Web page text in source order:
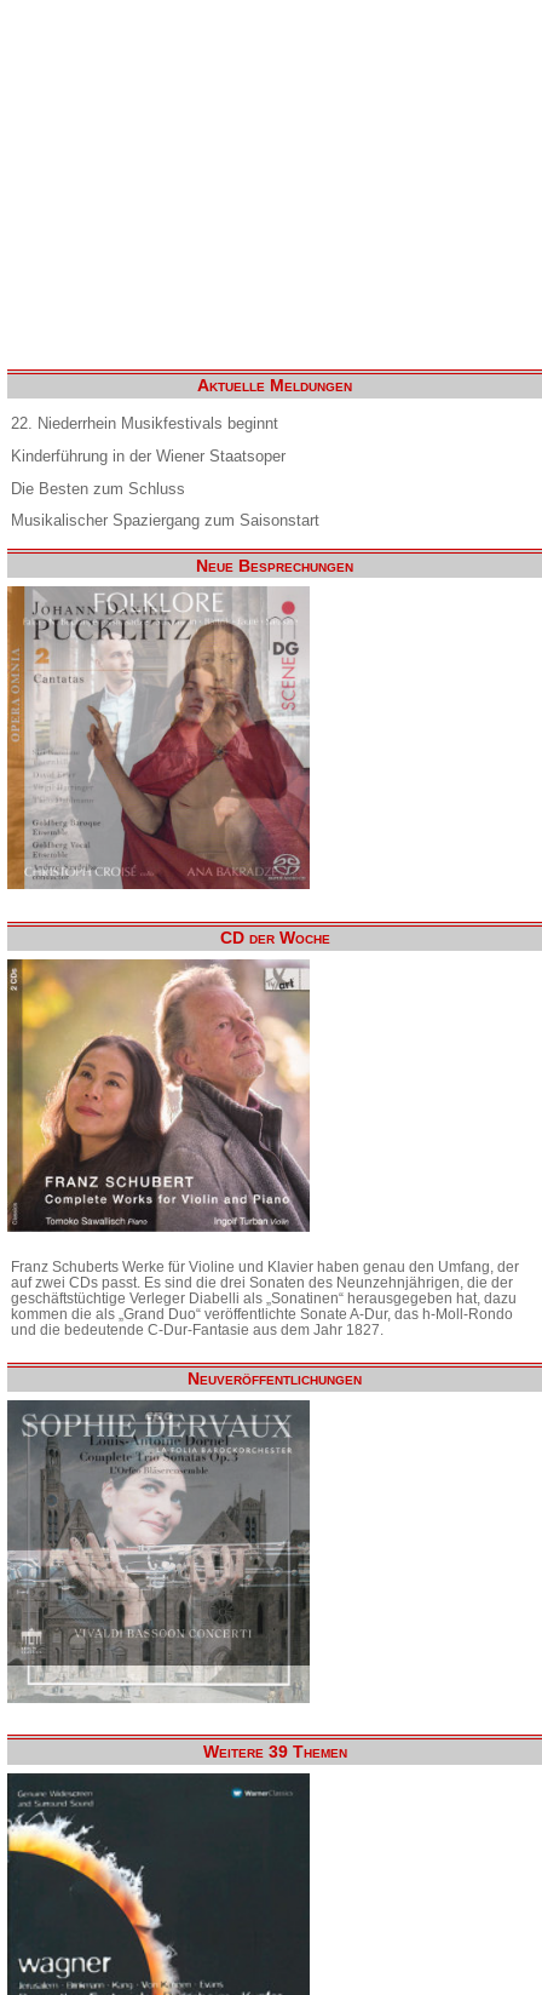
Aktuelle Meldungen
22. Niederrhein Musikfestivals beginnt
Kinderführung in der Wiener Staatsoper
Die Besten zum Schluss
Musikalischer Spaziergang zum Saisonstart
Neue Besprechungen
CD der Woche
Franz Schuberts Werke für Violine und Klavier haben genau den Umfang, der
auf zwei CDs passt. Es sind die drei Sonaten des Neunzehnjährigen, die der
geschäftstüchtige Verleger Diabelli als „Sonatinen“ herausgegeben hat, dazu
kommen die als „Grand Duo“ veröffentlichte Sonate A-Dur, das h-Moll-Rondo
und die bedeutende C-Dur-Fantasie aus dem Jahr 1827.
Neuveröffentlichungen
Weitere 39 Themen